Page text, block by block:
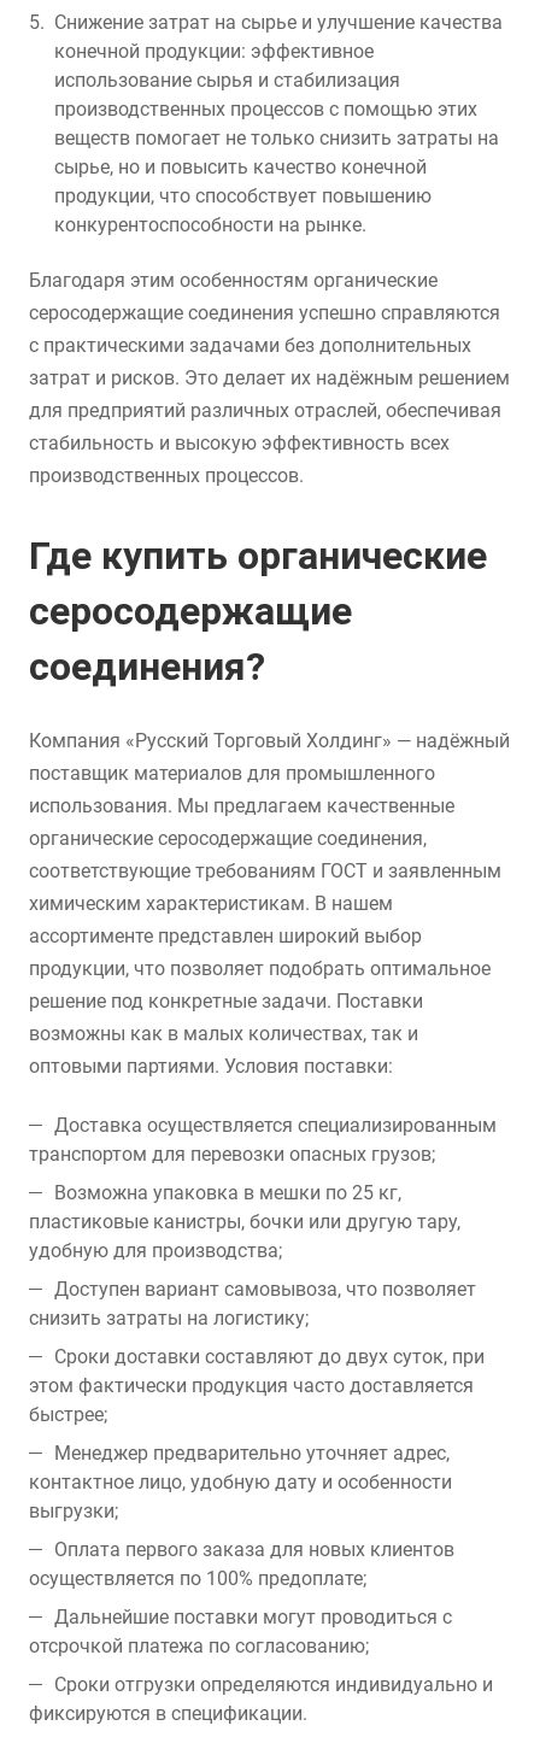
Снижение затрат на сырье и улучшение качества
конечной продукции: эффективное
использование сырья и стабилизация
производственных процессов с помощью этих
веществ помогает не только снизить затраты на
сырье, но и повысить качество конечной
продукции, что способствует повышению
конкурентоспособности на рынке.
Благодаря этим особенностям органические
серосодержащие соединения успешно справляются
с практическими задачами без дополнительных
затрат и рисков. Это делает их надёжным решением
для предприятий различных отраслей, обеспечивая
стабильность и высокую эффективность всех
производственных процессов.
Где купить органические
серосодержащие
соединения?
Компания «Русский Торговый Холдинг» — надёжный
поставщик материалов для промышленного
использования. Мы предлагаем качественные
органические серосодержащие соединения,
соответствующие требованиям ГОСТ и заявленным
химическим характеристикам. В нашем
ассортименте представлен широкий выбор
продукции, что позволяет подобрать оптимальное
решение под конкретные задачи. Поставки
возможны как в малых количествах, так и
оптовыми партиями. Условия поставки:
Доставка осуществляется специализированным
транспортом для перевозки опасных грузов;
Возможна упаковка в мешки по 25 кг,
пластиковые канистры, бочки или другую тару,
удобную для производства;
Доступен вариант самовывоза, что позволяет
снизить затраты на логистику;
Сроки доставки составляют до двух суток, при
этом фактически продукция часто доставляется
быстрее;
Менеджер предварительно уточняет адрес,
контактное лицо, удобную дату и особенности
выгрузки;
Оплата первого заказа для новых клиентов
осуществляется по 100% предоплате;
Дальнейшие поставки могут проводиться с
отсрочкой платежа по согласованию;
Сроки отгрузки определяются индивидуально и
фиксируются в спецификации.